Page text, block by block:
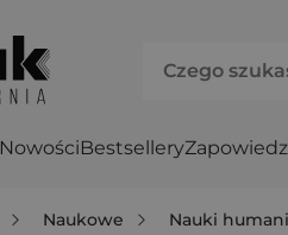
NowościBestsellery
Naukowe Nauki